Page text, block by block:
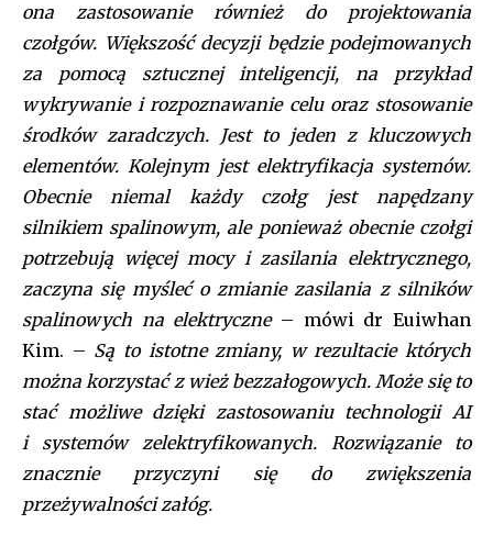
ona zastosowanie również do projektowania
czołgów. Większość decyzji będzie podejmowanych
za pomocą sztucznej inteligencji, na przykład
wykrywanie i rozpoznawanie celu oraz stosowanie
środków zaradczych. Jest to jeden z kluczowych
elementów. Kolejnym jest elektryfikacja systemów.
Obecnie niemal każdy czołg jest napędzany
silnikiem spalinowym, ale ponieważ obecnie czołgi
potrzebują więcej mocy i zasilania elektrycznego,
zaczyna się myśleć o zmianie zasilania z silników
spalinowych na elektryczne– mówi dr Euiwhan
Kim. – Są to istotne zmiany, w rezultacie których
można korzystać z wież bezzałogowych. Może sięto
stać możliwe dzięki zastosowaniu technologii AI
i systemów zelektryfikowanych. Rozwiązanie to
znacznie przyczyni się do zwiększenia
przeżywalności załóg.